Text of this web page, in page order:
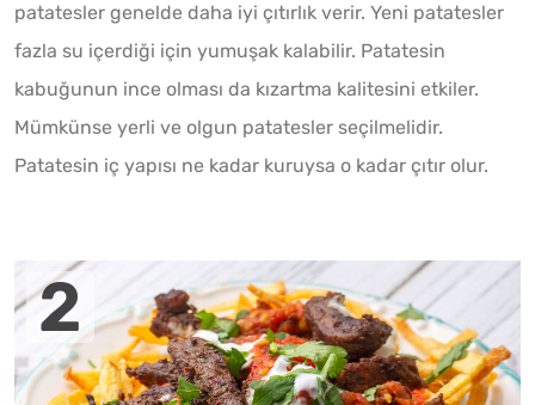
patatesler genelde daha iyi çıtırlık verir. Yeni patatesler
fazla su içerdiği için yumuşak kalabilir. Patatesin
kabuğunun ince olması da kızartma kalitesini etkiler.
Mümkünse yerli ve olgun patatesler seçilmelidir.
Patatesin iç yapısı ne kadar kuruysa o kadar çıtır olur.